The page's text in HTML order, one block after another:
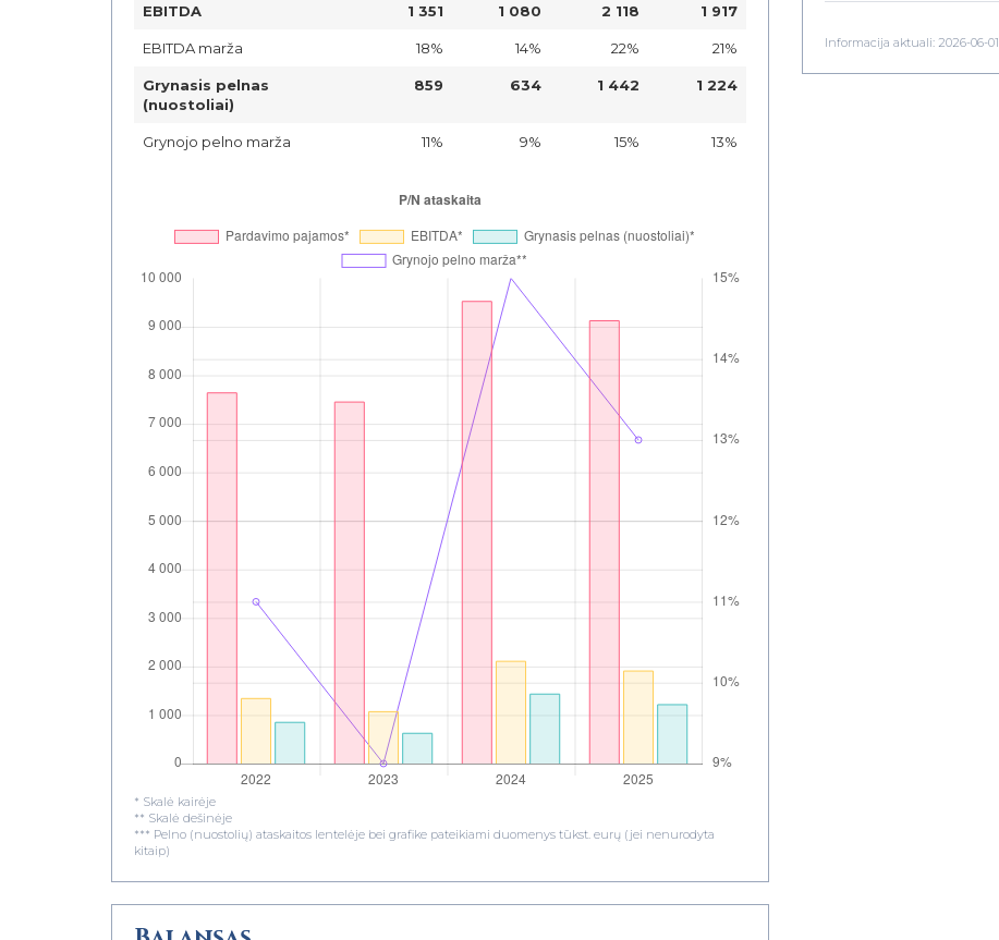
EBITDA 1 351 1 080 2 118 1 917
EBITDA marža 18% 14% 22% 21%
Grynasis pelnas
(nuostoliai)
859 634 1 442 1 224
Grynojo pelno marža 11% 9% 15% 13%
* Skalė kairėje
** Skalė dešinėje
*** Pelno (nuostolių) ataskaitos lentelėje bei grafike pateikiami duomenys tūkst. eurų (jei nenurodyta
kitaip)
Informacija aktuali: 2026-06-01